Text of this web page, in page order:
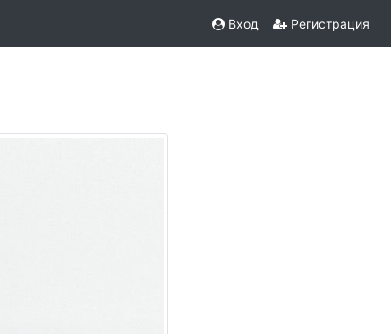
Вход Регистрация